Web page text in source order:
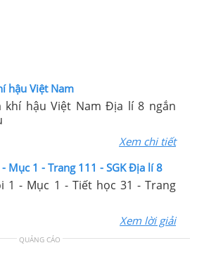
hậu Việt Nam
khí hậu Việt Nam Địa lí 8 ngắn
Xem chi tiết
Mục 1 - Trang 111 - SGK Địa lí 8
1 - Mục 1 - Tiết học 31 - Trang
Xem lời giải
QUẢNG CÁO